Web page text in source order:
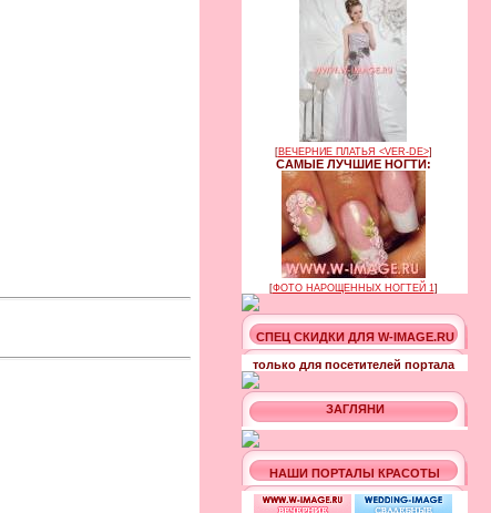
[ВЕЧЕРНИЕ ПЛАТЬЯ <VER-DE>]
САМЫЕ ЛУЧШИЕ НОГТИ:
[ФОТО НАРОЩЕННЫХ НОГТЕЙ 1]
СПЕЦ СКИДКИ ДЛЯ W-IMAGE.RU
только для посетителей портала
ЗАГЛЯНИ
НАШИ ПОРТАЛЫ КРАСОТЫ